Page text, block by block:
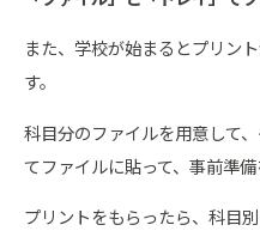
また、学校が始まるとプリン
す。
科目分のファイルを用意して
てファイルに貼って、事前準備
プリントをもらったら、科目